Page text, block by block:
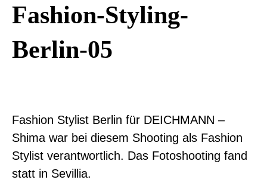
Fashion-Styling-
Berlin-05
Fashion Stylist Berlin für DEICHMANN –
Shima war bei diesem Shooting als Fashion
Stylist verantwortlich. Das Fotoshooting fand
statt in Sevillia.